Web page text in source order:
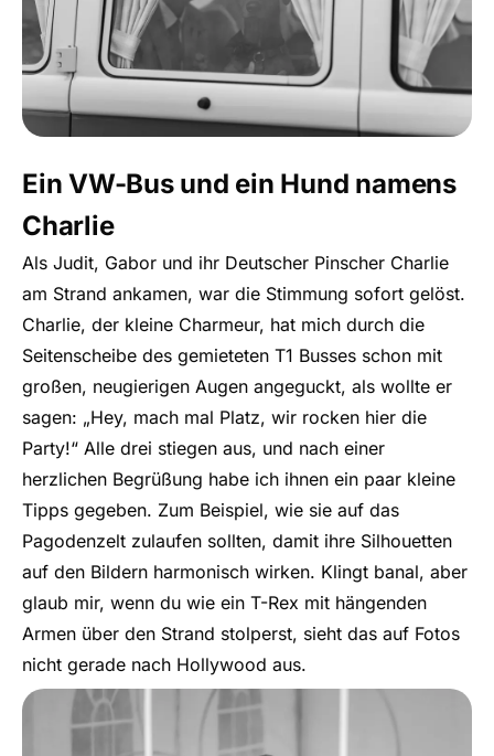
Ein VW-Bus und ein Hund namens
Charlie
Als Judit, Gabor und ihr Deutscher Pinscher Charlie
am Strand ankamen, war die Stimmung sofort gelöst.
Charlie, der kleine Charmeur, hat mich durch die
Seitenscheibe des gemieteten T1 Busses schon mit
großen, neugierigen Augen angeguckt, als wollte er
sagen: „Hey, mach mal Platz, wir rocken hier die
Party!“ Alle drei stiegen aus, und nach einer
herzlichen Begrüßung habe ich ihnen ein paar kleine
Tipps gegeben. Zum Beispiel, wie sie auf das
Pagodenzelt zulaufen sollten, damit ihre Silhouetten
auf den Bildern harmonisch wirken. Klingt banal, aber
glaub mir, wenn du wie ein T-Rex mit hängenden
Armen über den Strand stolperst, sieht das auf Fotos
nicht gerade nach Hollywood aus.